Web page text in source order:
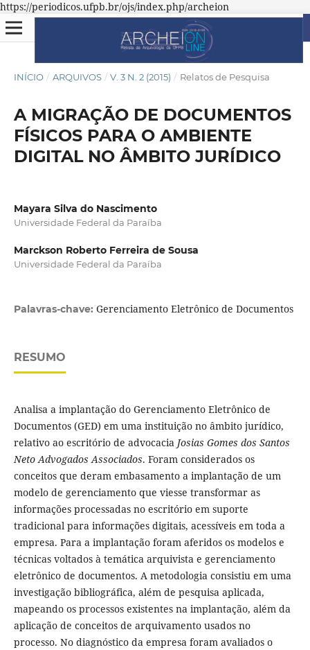
https://periodicos.ufpb.br/ojs/index.php/archeion
INÍCIO / ARQUIVOS / V. 3 N. 2 (2015) / Relatos de Pesquisa
A MIGRAÇÃO DE DOCUMENTOS
FÍSICOS PARA O AMBIENTE
DIGITAL NO ÂMBITO JURÍDICO
Mayara Silva do Nascimento
Universidade Federal da Paraíba
Marckson Roberto Ferreira de Sousa
Universidade Federal da Paraíba
Palavras-chave: Gerenciamento Eletrônico de Documentos
RESUMO
Analisa a implantação do Gerenciamento Eletrônico de
Documentos (GED) em uma instituição no âmbito jurídico,
relativo ao escritório de advocacia Josias Gomes dos Santos
Neto Advogados Associados. Foram considerados os
conceitos que deram embasamento a implantação de um
modelo de gerenciamento que viesse transformar as
informações processadas no escritório em suporte
tradicional para informações digitais, acessíveis em toda a
empresa. Para a implantação foram aferidos os modelos e
técnicas voltados à temática arquivista e gerenciamento
eletrônico de documentos. A metodologia consistiu em uma
investigação bibliográfica, além de pesquisa aplicada,
mapeando os processos existentes na implantação, além da
aplicação de conceitos de arquivamento usados no
processo. No diagnóstico da empresa foram avaliados o